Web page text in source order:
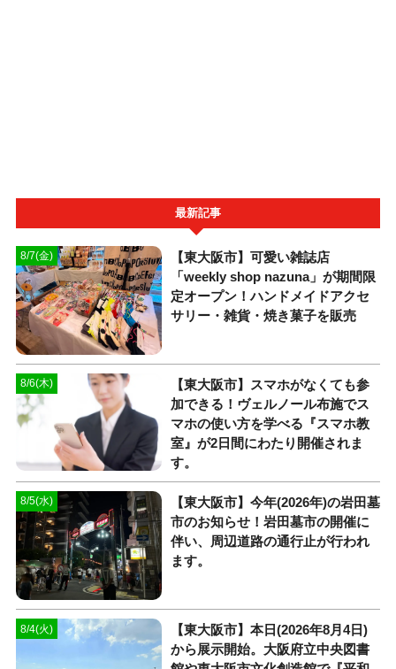
最新記事
8/7(金)
【東大阪市】可愛い雑誌店
「weekly shop nazuna」が期間限
定オープン！ハンドメイドアクセ
サリー・雑貨・焼き菓子を販売
8/6(木)
【東大阪市】スマホがなくても参
加できる！ヴェルノール布施でス
マホの使い方を学べる『スマホ教
室』が2日間にわたり開催されま
す。
8/5(水)
【東大阪市】今年(2026年)の岩田墓
市のお知らせ！岩田墓市の開催に
伴い、周辺道路の通行止が行われ
ます。
8/4(火)
【東大阪市】本日(2026年8月4日)
から展示開始。大阪府立中央図書